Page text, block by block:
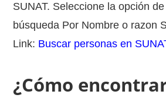
SUNAT. Seleccione la opción
búsqueda Por Nombre o razon
Link: Buscar personas en
¿Cómo